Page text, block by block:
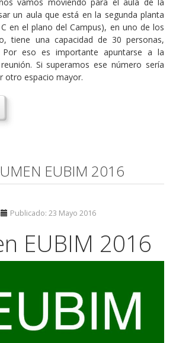
un aula que está en la segunda planta
en el plano del Campus), en uno de los
tiene una capacidad de 30 personas,
eso es importante apuntarse a la
Si superamos ese número sería
otro espacio mayor.
EUBIM 2016
Publicado: 23 Mayo 2016
EUBIM 2016